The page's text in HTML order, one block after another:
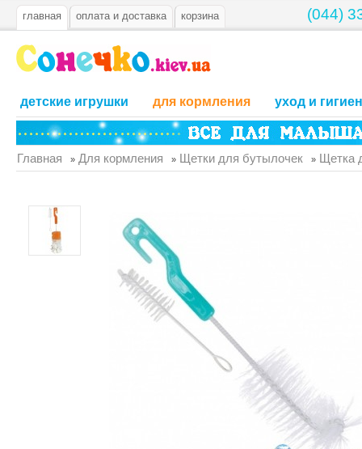
(044)
главная оплата и доставка корзина
детские игрушки для кормления уход и
Главная » Для кормления » Щетки для бутылочек » Щетка